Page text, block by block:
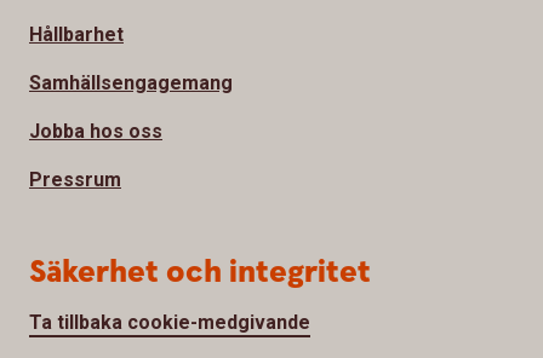
Hållbarhet
Samhällsengagemang
Jobba hos oss
Pressrum
Säkerhet och integritet
Ta tillbaka cookie-medgivande